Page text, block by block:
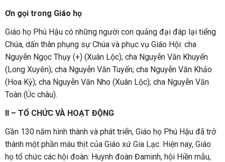
Ơn gọi trong Giáo họ
Giáo họ Phú Hậu có những người con quảng đại đáp lại tiếng
Chúa, dấn thân phụng sự Chúa và phục vụ Giáo Hội: cha
Nguyễn Ngọc Thụy (+) (Xuân Lộc); cha Nguyễn Văn Khuyến
(Long Xuyên); cha Nguyễn Văn Tuyến; cha Nguyễn Văn Khảo
(Hoa Kỳ); cha Nguyễn Văn Nho (Xuân Lộc); cha Nguyễn Văn
Toàn (Úc châu).
II – TỔ CHỨC VÀ HOẠT ĐỘNG
Gần 130 năm hình thành và phát triển, Giáo họ Phú Hậu đã trở
thành một phần máu thịt của Giáo xứ Gia Lạc. Hiện nay, Giáo
họ tổ chức các hội đoàn: Huynh đoàn Đaminh, hội Hiền mẫu,